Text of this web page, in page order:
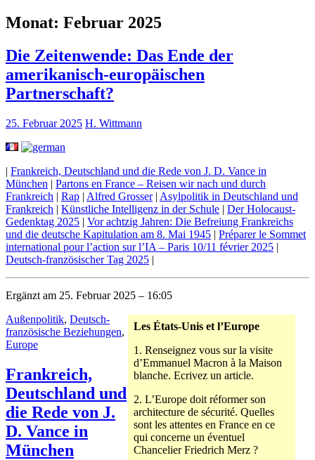
Monat: Februar 2025
Die Zeitenwende: Das Ende der
amerikanisch-europäischen
Partnerschaft?
25. Februar 2025 H. Wittmann
| Frankreich, Deutschland und die Rede von J. D. Vance in
München | Partons en France – Reisen wir nach und durch
Frankreich | Rap | Alfred Grosser| Asylpolitik in Deutschland und
Frankreich | Künstliche Intelligenz in der Schule | Der Holocaust-
Gedenktag 2025 | Vor achtzig Jahren: Die Befreiung Frankreichs
und die deutsche Kapitulation am 8. Mai 1945 | Préparer le Sommet
international pour l’action sur l’IA – Paris 10/11 février 2025 |
Deutsch-französischer Tag 2025 |
Ergänzt am 25. Februar 2025 – 16:05
Les États-Unis et l’Europe
1. Renseignez vous sur la visite
d’Emmanuel Macron à la Maison
blanche. Ecrivez un article.
2. L’Europe doit réformer son
architecture de sécurité. Quelles
sont les attentes en France en ce
qui concerne un éventuel
Chancelier Friedrich Merz ?
Außenpolitik, Deutsch-
französische Beziehungen,
Europe
Frankreich,
Deutschland und
die Rede von J.
D. Vance in
München